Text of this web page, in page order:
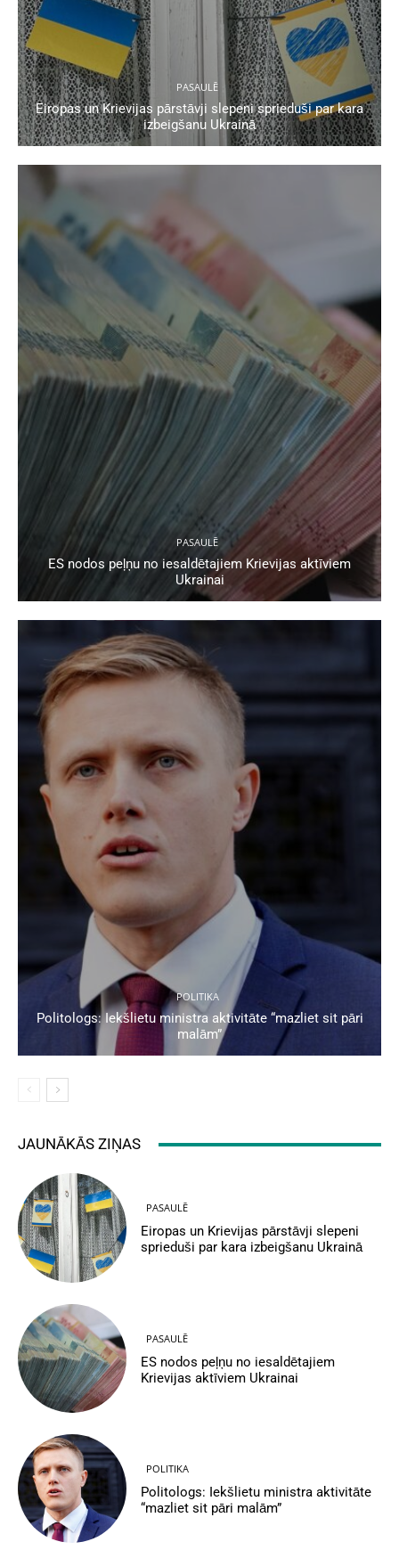
PASAULĒ
Eiropas un Krievijas pārstāvji slepeni sprieduši par kara
izbeigšanu Ukrainā
PASAULĒ
ES nodos peļņu no iesaldētajiem Krievijas aktīviem
Ukrainai
POLITIKA
Politologs: Iekšlietu ministra aktivitāte “mazliet sit pāri
malām”
JAUNĀKĀS ZIŅAS
PASAULĒ
Eiropas un Krievijas pārstāvji slepeni
sprieduši par kara izbeigšanu Ukrainā
PASAULĒ
ES nodos peļņu no iesaldētajiem
Krievijas aktīviem Ukrainai
POLITIKA
Politologs: Iekšlietu ministra aktivitāte
“mazliet sit pāri malām”